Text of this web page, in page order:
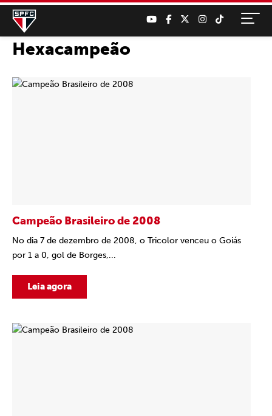
Hexacampeão
Campeão Brasileiro de 2008
No dia 7 de dezembro de 2008, o Tricolor venceu o Goiás
por 1 a 0, gol de Borges,...
Leia agora